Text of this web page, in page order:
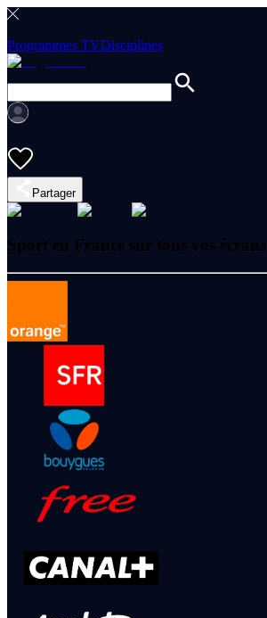
Programmes TVDisciplines
Partager
Sport en France sur tous vos écrans